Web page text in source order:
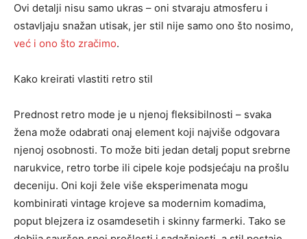
Ovi detalji nisu samo ukras – oni stvaraju atmosferu i
ostavljaju snažan utisak, jer stil nije samo ono što nosimo,
već i ono što zračimo.
Kako kreirati vlastiti retro stil
Prednost retro mode je u njenoj fleksibilnosti – svaka
žena može odabrati onaj element koji najviše odgovara
njenoj osobnosti. To može biti jedan detalj poput srebrne
narukvice, retro torbe ili cipele koje podsjećaju na prošlu
deceniju. Oni koji žele više eksperimenata mogu
kombinirati vintage krojeve sa modernim komadima,
poput blejzera iz osamdesetih i skinny farmerki. Tako se